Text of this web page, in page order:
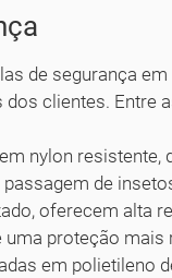
de segurança
clientes. Entre
nylon resistente,
de
oferecem alta
proteção mais
em polietileno